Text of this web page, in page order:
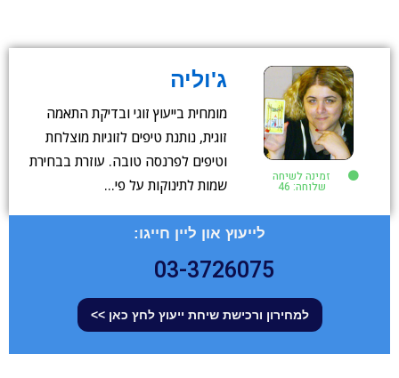
זמינה לשיחה
שלוחה: 46
ג'וליה
מומחית בייעוץ זוגי ובדיקת התאמה
זוגית, נותנת טיפים לזוגיות מוצלחת
וטיפים לפרנסה טובה. עוזרת בבחירת
שמות לתינוקות על פי…
לייעוץ און ליין חייגו:
03-3726075
למחירון ורכישת שיחת ייעוץ לחץ כאן >>